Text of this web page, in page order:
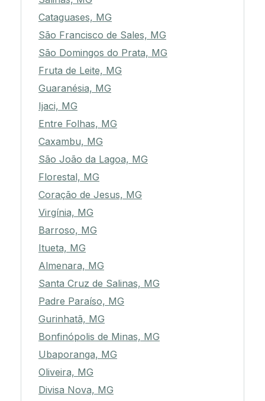
Cataguases, MG
São Francisco de Sales, MG
São Domingos do Prata, MG
Fruta de Leite, MG
Guaranésia, MG
Ijaci, MG
Entre Folhas, MG
Caxambu, MG
São João da Lagoa, MG
Florestal, MG
Coração de Jesus, MG
Virgínia, MG
Barroso, MG
Itueta, MG
Almenara, MG
Santa Cruz de Salinas, MG
Padre Paraíso, MG
Gurinhatã, MG
Bonfinópolis de Minas, MG
Ubaporanga, MG
Oliveira, MG
Divisa Nova, MG